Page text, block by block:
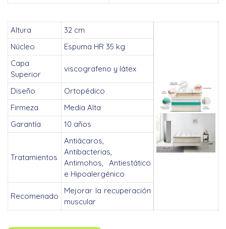
Altura
32 cm
Núcleo
Espuma HR 35 kg
Capa
Superior
viscografeno y látex
Diseño
Ortopédico
Firmeza
Media Alta
Garantía
10 años
Tratamientos
Antiácaros,
Antibacterias,
Antimohos, Antiestático
e Hipoalergénico
Recomenado
Mejorar la recuperación
muscular